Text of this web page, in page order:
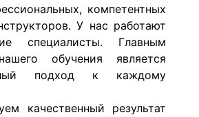
компетентных
У нас работают
специалисты. Главным
обучения является
подход к каждому
качественный результат